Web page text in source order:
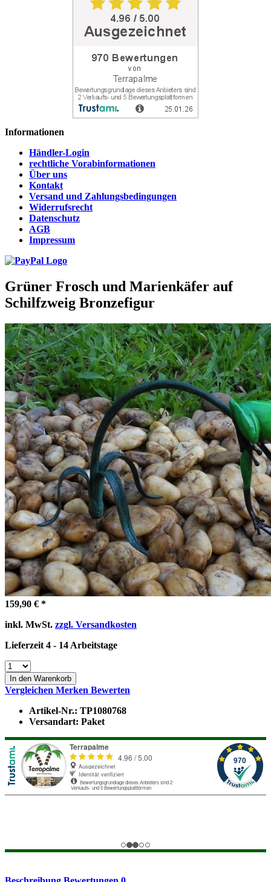
Informationen
Händler-Login
rechtliche Vorabinformationen
Über uns
Kontakt
Versand und Zahlungsbedingungen
Widerrufsrecht
Datenschutz
AGB
Impressum
Grüner Frosch und Marienkäfer auf
Schilfzweig Bronzefigur
159,90 € *
inkl. MwSt. zzgl. Versandkosten
Lieferzeit 4 - 14 Arbeitstage
In den Warenkorb
Vergleichen Merken Bewerten
Artikel-Nr.: TP1080768
Versandart: Paket